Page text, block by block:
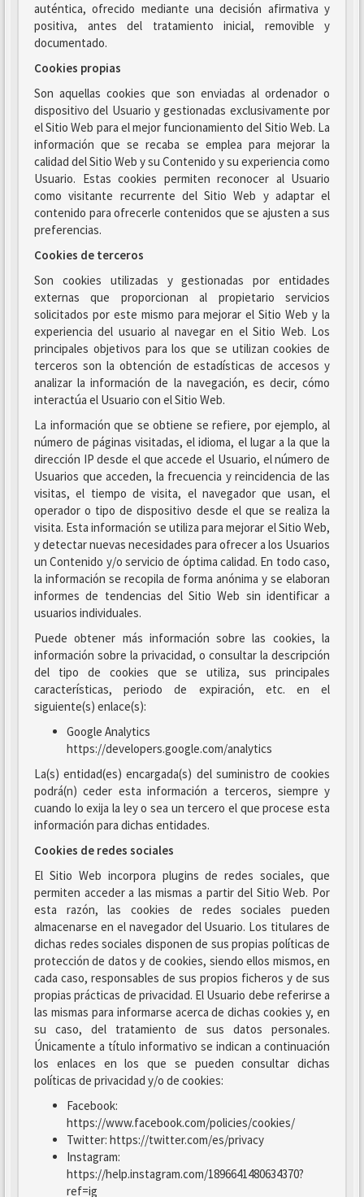
auténtica, ofrecido mediante una decisión afirmativa y
positiva, antes del tratamiento inicial, removible y
documentado.
Cookies propias
Son aquellas cookies que son enviadas al ordenador o
dispositivo del Usuario y gestionadas exclusivamente por
el Sitio Web para el mejor funcionamiento del Sitio Web. La
información que se recaba se emplea para mejorar la
calidad del Sitio Web y su Contenido y su experiencia como
Usuario. Estas cookies permiten reconocer al Usuario
como visitante recurrente del Sitio Web y adaptar el
contenido para ofrecerle contenidos que se ajusten a sus
preferencias.
Cookies de terceros
Son cookies utilizadas y gestionadas por entidades
externas que proporcionan al propietario servicios
solicitados por este mismo para mejorar el Sitio Web y la
experiencia del usuario al navegar en el Sitio Web. Los
principales objetivos para los que se utilizan cookies de
terceros son la obtención de estadísticas de accesos y
analizar la información de la navegación, es decir, cómo
interactúa el Usuario con el Sitio Web.
La información que se obtiene se refiere, por ejemplo, al
número de páginas visitadas, el idioma, el lugar a la que la
dirección IP desde el que accede el Usuario, el número de
Usuarios que acceden, la frecuencia y reincidencia de las
visitas, el tiempo de visita, el navegador que usan, el
operador o tipo de dispositivo desde el que se realiza la
visita. Esta información se utiliza para mejorar el Sitio Web,
y detectar nuevas necesidades para ofrecer a los Usuarios
un Contenido y/o servicio de óptima calidad. En todo caso,
la información se recopila de forma anónima y se elaboran
informes de tendencias del Sitio Web sin identificar a
usuarios individuales.
Puede obtener más información sobre las cookies, la
información sobre la privacidad, o consultar la descripción
del tipo de cookies que se utiliza, sus principales
características, periodo de expiración, etc. en el
siguiente(s) enlace(s):
Google Analytics
https://developers.google.com/analytics
La(s) entidad(es) encargada(s) del suministro de cookies
podrá(n) ceder esta información a terceros, siempre y
cuando lo exija la ley o sea un tercero el que procese esta
información para dichas entidades.
Cookies de redes sociales
El Sitio Web incorpora plugins de redes sociales, que
permiten acceder a las mismas a partir del Sitio Web. Por
esta razón, las cookies de redes sociales pueden
almacenarse en el navegador del Usuario. Los titulares de
dichas redes sociales disponen de sus propias políticas de
protección de datos y de cookies, siendo ellos mismos, en
cada caso, responsables de sus propios ficheros y de sus
propias prácticas de privacidad. El Usuario debe referirse a
las mismas para informarse acerca de dichas cookies y, en
su caso, del tratamiento de sus datos personales.
Únicamente a título informativo se indican a continuación
los enlaces en los que se pueden consultar dichas
políticas de privacidad y/o de cookies:
Facebook:
https://www.facebook.com/policies/cookies/
Twitter: https://twitter.com/es/privacy
Instagram:
https://help.instagram.com/1896641480634370?
ref=ig